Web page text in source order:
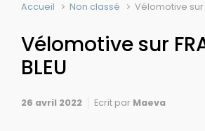
Accueil Non classé Vélomotive sur
Vélomotive sur
BLEU
26 avril 2022 Ecrit par Maeva